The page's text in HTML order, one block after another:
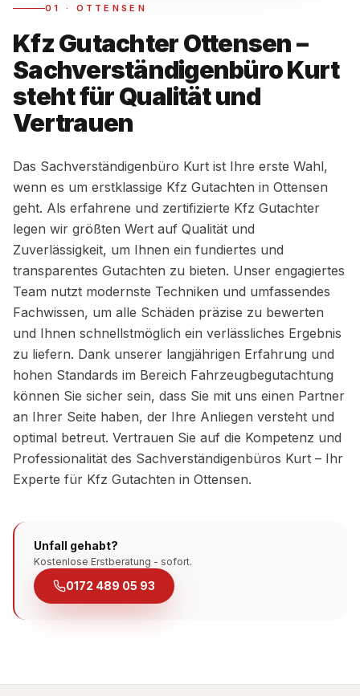
01 · OTTENSEN
Kfz Gutachter Ottensen –
Sachverständigenbüro Kurt
steht für Qualität und
Vertrauen
Das Sachverständigenbüro Kurt ist Ihre erste Wahl,
wenn es um erstklassige Kfz Gutachten in Ottensen
geht. Als erfahrene und zertifizierte Kfz Gutachter
legen wir größten Wert auf Qualität und
Zuverlässigkeit, um Ihnen ein fundiertes und
transparentes Gutachten zu bieten. Unser engagiertes
Team nutzt modernste Techniken und umfassendes
Fachwissen, um alle Schäden präzise zu bewerten
und Ihnen schnellstmöglich ein verlässliches Ergebnis
zu liefern. Dank unserer langjährigen Erfahrung und
hohen Standards im Bereich Fahrzeugbegutachtung
können Sie sicher sein, dass Sie mit uns einen Partner
an Ihrer Seite haben, der Ihre Anliegen versteht und
optimal betreut. Vertrauen Sie auf die Kompetenz und
Professionalität des Sachverständigenbüros Kurt – Ihr
Experte für Kfz Gutachten in Ottensen.
Unfall gehabt?
Kostenlose Erstberatung - sofort.
0172 489 05 93